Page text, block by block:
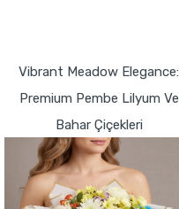
Vibrant Meadow Elegance:
Premium Pembe Lilyum Ve
Bahar Çiçekleri